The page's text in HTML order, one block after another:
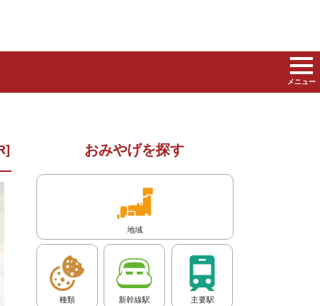
メニュー
おみやげを探す
地域
種類 新幹線駅 主要駅